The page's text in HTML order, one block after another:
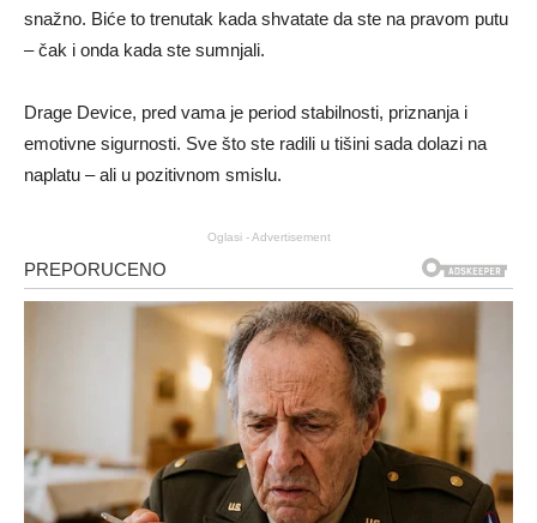
snažno. Biće to trenutak kada shvatate da ste na pravom putu
– čak i onda kada ste sumnjali.
Drage Device, pred vama je period stabilnosti, priznanja i
emotivne sigurnosti. Sve što ste radili u tišini sada dolazi na
naplatu – ali u pozitivnom smislu.
Oglasi - Advertisement